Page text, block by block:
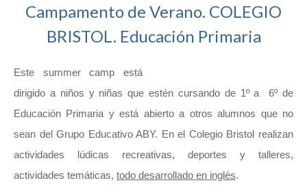
Campamento de Verano. COLEGIO
BRISTOL. Educación Primaria
Este summer camp está
dirigido a niños y niñas que estén cursando de 1º a 6º de
Educación Primaria y está abierto a otros alumnos que no
sean del Grupo Educativo ABY. En el Colegio Bristol realizan
actividades lúdicas recreativas, deportes y talleres,
actividades temáticas, todo desarrollado en inglés.